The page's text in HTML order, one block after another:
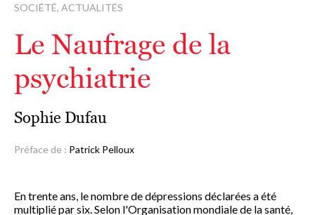
SOCIÉTÉ, ACTUALITÉS
Le Naufrage de la
psychiatrie
Sophie Dufau
Préface de : Patrick Pelloux
En trente ans, le nombre de dépressions déclarées a été
multiplié par six. Selon l'Organisation mondiale de la santé,